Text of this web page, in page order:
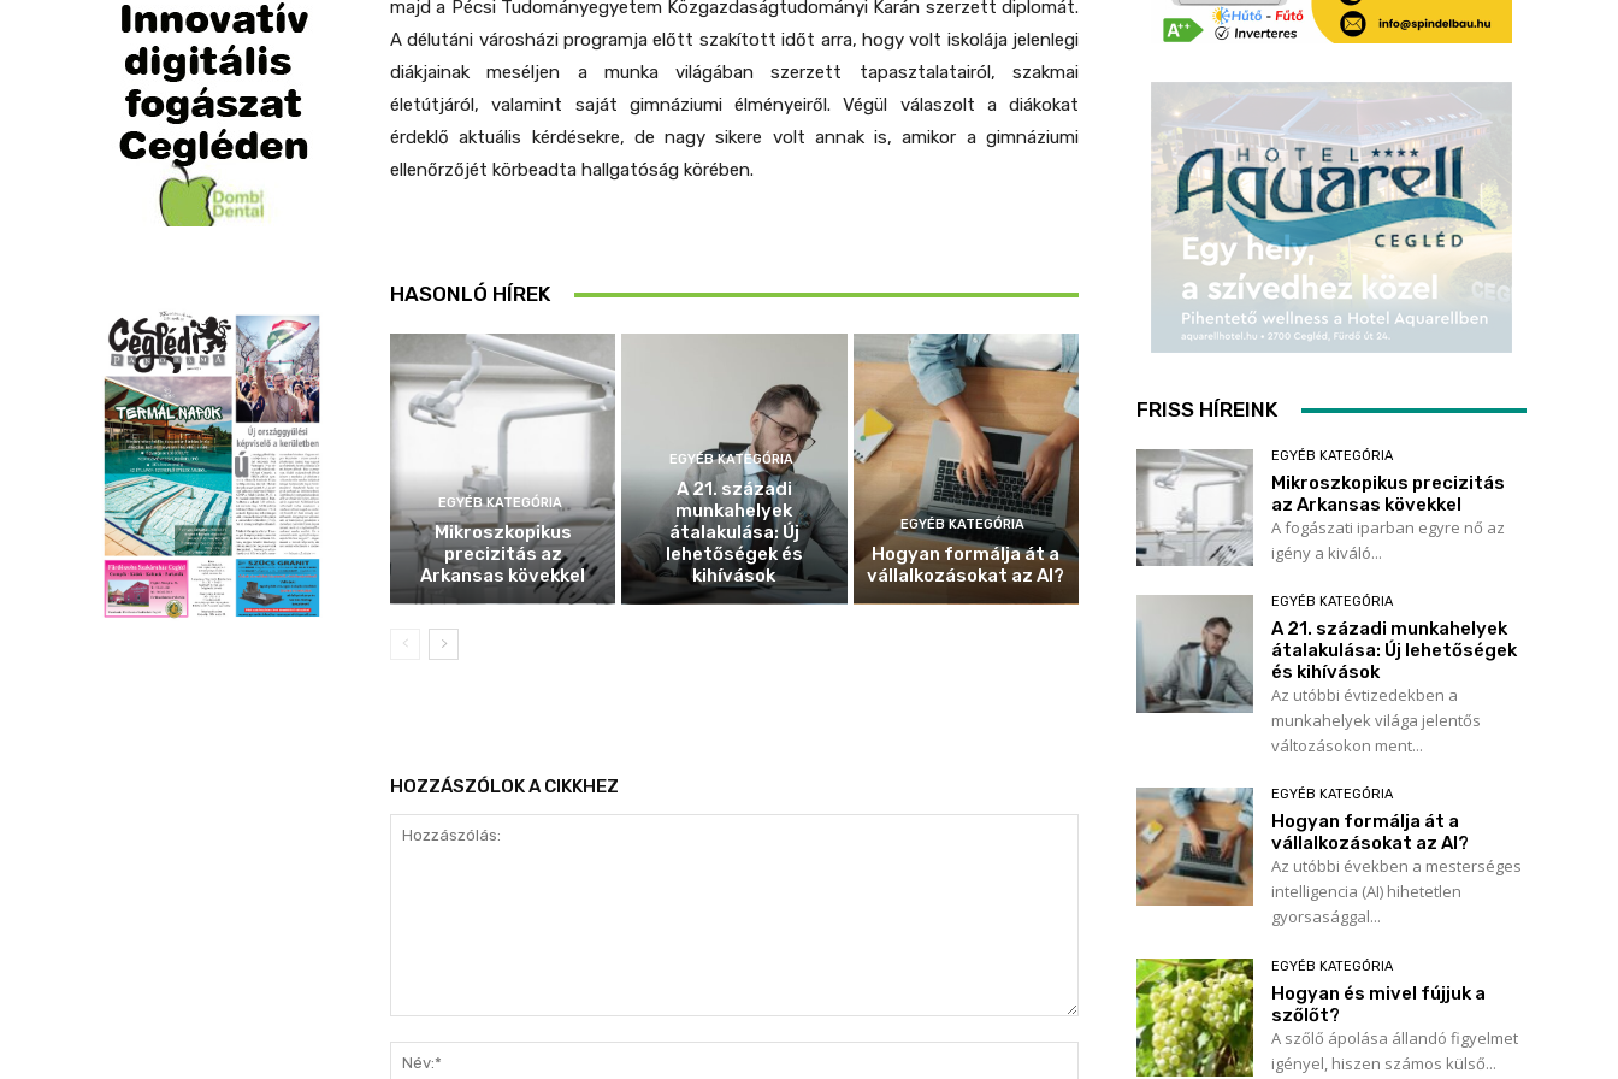
majd a Pécsi Tudományegyetem Közgazdaságtudományi Karán szerzett diplomát.
A délutáni városházi programja előtt szakított időt arra, hogy volt iskolája jelenlegi
diákjainak meséljen a munka világában szerzett tapasztalatairól, szakmai
életútjáról, valamint saját gimnáziumi élményeiről. Végül válaszolt a diákokat
érdeklő aktuális kérdésekre, de nagy sikere volt annak is, amikor a gimnáziumi
ellenőrzőjét körbeadta hallgatóság körében.
HASONLÓ HÍREK
EGYÉB KATEGÓRIA
Mikroszkopikus
precizitás az
Arkansas kövekkel
EGYÉB KATEGÓRIA
A 21. századi
munkahelyek
átalakulása: Új
lehetőségek és
kihívások
EGYÉB KATEGÓRIA
Hogyan formálja át a
vállalkozásokat az AI?
HOZZÁSZÓLOK A CIKKHEZ
FRISS HÍREINK
EGYÉB KATEGÓRIA
Mikroszkopikus precizitás
az Arkansas kövekkel
A fogászati iparban egyre nő az
igény a kiváló...
EGYÉB KATEGÓRIA
A 21. századi munkahelyek
átalakulása: Új lehetőségek
és kihívások
Az utóbbi évtizedekben a
munkahelyek világa jelentős
változásokon ment...
EGYÉB KATEGÓRIA
Hogyan formálja át a
vállalkozásokat az AI?
Az utóbbi években a mesterséges
intelligencia (AI) hihetetlen
gyorsasággal...
EGYÉB KATEGÓRIA
Hogyan és mivel fújjuk a
szőlőt?
A szőlő ápolása állandó figyelmet
igényel, hiszen számos külső...